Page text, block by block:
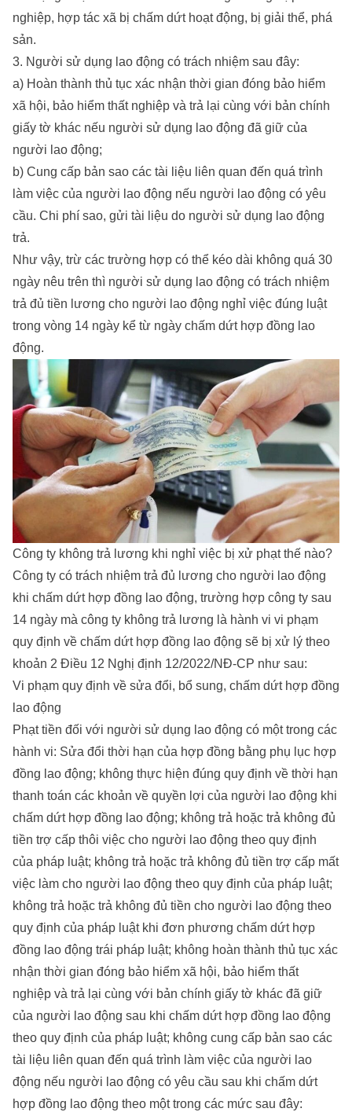
nghiệp, hợp tác xã bị chấm dứt hoạt động, bị giải thể, phá
sản.
3. Người sử dụng lao động có trách nhiệm sau đây:
a) Hoàn thành thủ tục xác nhận thời gian đóng bảo hiểm
xã hội, bảo hiểm thất nghiệp và trả lại cùng với bản chính
giấy tờ khác nếu người sử dụng lao động đã giữ của
người lao động;
b) Cung cấp bản sao các tài liệu liên quan đến quá trình
làm việc của người lao động nếu người lao động có yêu
cầu. Chi phí sao, gửi tài liệu do người sử dụng lao động
trả.
Như vậy, trừ các trường hợp có thể kéo dài không quá 30
ngày nêu trên thì người sử dụng lao động có trách nhiệm
trả đủ tiền lương cho người lao động nghỉ việc đúng luật
trong vòng 14 ngày kể từ ngày chấm dứt hợp đồng lao
động.
Công ty không trả lương khi nghỉ việc bị xử phạt thế nào?
Công ty có trách nhiệm trả đủ lương cho người lao động
khi chấm dứt hợp đồng lao động, trường hợp công ty sau
14 ngày mà công ty không trả lương là hành vi vi phạm
quy định về chấm dứt hợp đồng lao động sẽ bị xử lý theo
khoản 2 Điều 12 Nghị định 12/2022/NĐ-CP như sau:
Vi phạm quy định về sửa đổi, bổ sung, chấm dứt hợp đồng
lao động
Phạt tiền đối với người sử dụng lao động có một trong các
hành vi: Sửa đổi thời hạn của hợp đồng bằng phụ lục hợp
đồng lao động; không thực hiện đúng quy định về thời hạn
thanh toán các khoản về quyền lợi của người lao động khi
chấm dứt hợp đồng lao động; không trả hoặc trả không đủ
tiền trợ cấp thôi việc cho người lao động theo quy định
của pháp luật; không trả hoặc trả không đủ tiền trợ cấp mất
việc làm cho người lao động theo quy định của pháp luật;
không trả hoặc trả không đủ tiền cho người lao động theo
quy định của pháp luật khi đơn phương chấm dứt hợp
đồng lao động trái pháp luật; không hoàn thành thủ tục xác
nhận thời gian đóng bảo hiểm xã hội, bảo hiểm thất
nghiệp và trả lại cùng với bản chính giấy tờ khác đã giữ
của người lao động sau khi chấm dứt hợp đồng lao động
theo quy định của pháp luật; không cung cấp bản sao các
tài liệu liên quan đến quá trình làm việc của người lao
động nếu người lao động có yêu cầu sau khi chấm dứt
hợp đồng lao động theo một trong các mức sau đây: